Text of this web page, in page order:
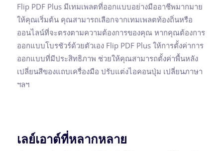
Flip PDF Plus มีเทมเพลตที่ออกแบบอย่างมืออาชีพมากมาย
ให้คุณเริ่มต้น คุณสามารถเลือกจากเทมเพลตท้องถิ่นหรือ
ออนไลน์ที่จะตรงตามความต้องการของคุณ หากคุณต้องการ
ออกแบบโบรชัวร์ด้วยตัวเอง Flip PDF Plus ให้การตั้งค่าการ
ออกแบบที่มีประสิทธิภาพ ช่วยให้คุณสามารถตั้งค่าพื้นหลัง
เปลี่ยนสีของแถบเครื่องมือ ปรับแต่งไอคอนปุ่ม เปลี่ยนภาษา
ฯลฯ
เลย์เอาต์ที่หลากหลาย